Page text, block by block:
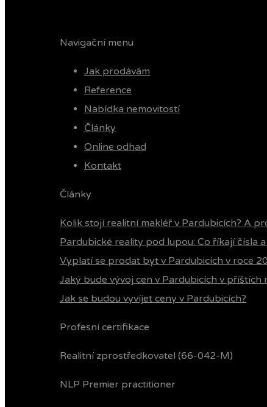
Navigační menu
Jak prodávám
Reference
Nabídka nemovitostí
Články
Online odhad
Kontakt
Články
Kolik stojí realitní makléř v Pardubicích? A
Pardubické reality pod lupou: Co říkají čísla
Vyplatí se prodat byt v Pardubicích v roce
Jaký bude vývoj cen v Pardubicích v příštích
Jak se budou vyvíjet ceny v Pardubicích?
Profesní certifikace
Realitní zprostředkovatel (66-042-M)
NLP Premier practitioner